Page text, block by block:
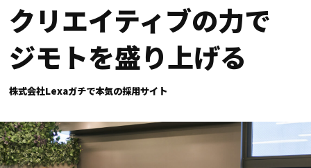
クリエイティブの力で
ジモトを盛り上げる
株式会社Lexaガチで本気の採用サイト